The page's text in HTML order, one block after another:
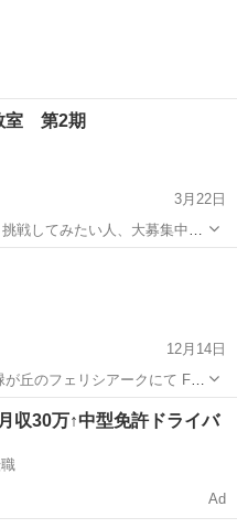
室 第2期
3月22日
戦してみたい人、大募集中で
には、あなたもそうなってい
12月14日
丘のフェリシアークにて Fマ
マルシェ
収30万↑中型免許ドライバ
Ad